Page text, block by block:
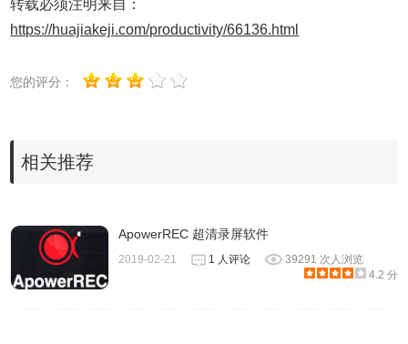
插件安装时出现"CRX-HEADER-INVALID"解决方法
好后即可使用。
转载必须注明来自：
https://huajiakeji.com/productivity/66136.html
您的评分：
相关推荐
ApowerREC 超清录屏软件
2019-02-21 1 人评论
39291 次人浏览
4.2 分